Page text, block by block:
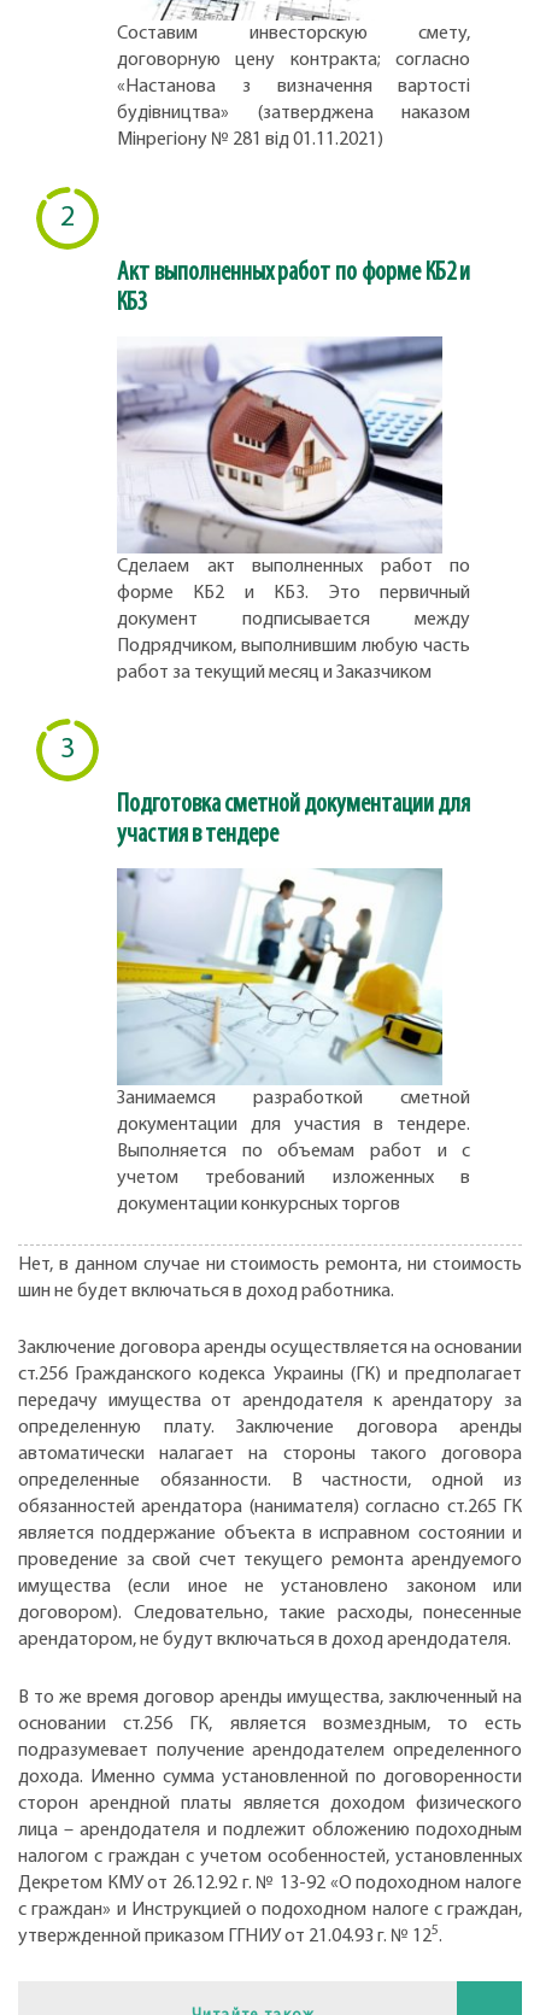
Составим инвесторскую смету,
договорную цену контракта; согласно
«Настанова з визначення вартості
будівництва» (затверджена наказом
Мінрегіону № 281 від 01.11.2021)
2
Акт выполненных работ по форме КБ2 и
КБ3
Сделаем акт выполненных работ по
форме КБ2 и КБ3. Это первичный
документ подписывается между
Подрядчиком, выполнившим любую часть
работ за текущий месяц и Заказчиком
3
Подготовка сметной документации для
участия в тендере
Занимаемся разработкой сметной
документации для участия в тендере.
Выполняется по объемам работ и с
учетом требований изложенных в
документации конкурсных торгов
Нет, в данном случае ни стоимость ремонта, ни стоимость
шин не будет включаться в доход работника.
Заключение договора аренды осуществляется на основании
ст.256 Гражданского кодекса Украины (ГК) и предполагает
передачу имущества от арендодателя к арендатору за
определенную плату. Заключение договора аренды
автоматически налагает на стороны такого договора
определенные обязанности. В частности, одной из
обязанностей арендатора (нанимателя) согласно ст.265 ГК
является поддержание объекта в исправном состоянии и
проведение за свой счет текущего ремонта арендуемого
имущества (если иное не установлено законом или
договором). Следовательно, такие расходы, понесенные
арендатором, не будут включаться в доход арендодателя.
В то же время договор аренды имущества, заключенный на
основании ст.256 ГК, является возмездным, то есть
подразумевает получение арендодателем определенного
дохода. Именно сумма установленной по договоренности
сторон арендной платы является доходом физического
лица – арендодателя и подлежит обложению подоходным
налогом с граждан с учетом особенностей, установленных
Декретом КМУ от 26.12.92 г. № 13-92 «О подоходном налоге
с граждан» и Инструкцией о подоходном налоге с граждан,
утвержденной приказом ГГНИУ от 21.04.93 г. № 125.